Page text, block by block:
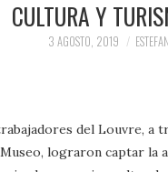
CULTURA Y
3 AGOSTO, 2019
del Louvre, a
lograron captar la